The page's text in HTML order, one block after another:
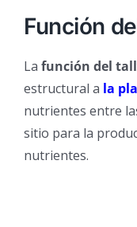
Función
La función del
estructural a la
nutrientes entre
sitio para la
nutrientes.